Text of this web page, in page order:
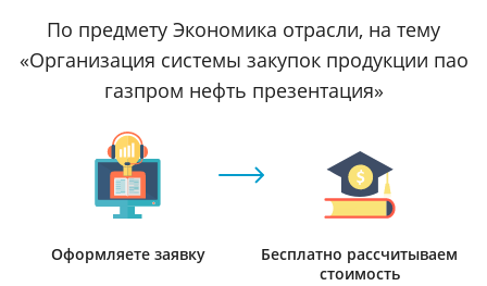
По предмету Экономика отрасли, на тему
«Организация системы закупок продукции пао
газпром нефть презентация»
Оформляете заявку
Бесплатно рассчитываем
стоимость